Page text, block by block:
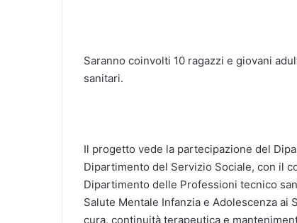
Saranno coinvolti 10 ragazzi e giovani
sanitari.
Il progetto vede la partecipazione del
Dipartimento del Servizio Sociale, con il
Dipartimento delle Professioni tecnico
Salute Mentale Infanzia e Adolescenza
cura, continuità terapeutica e